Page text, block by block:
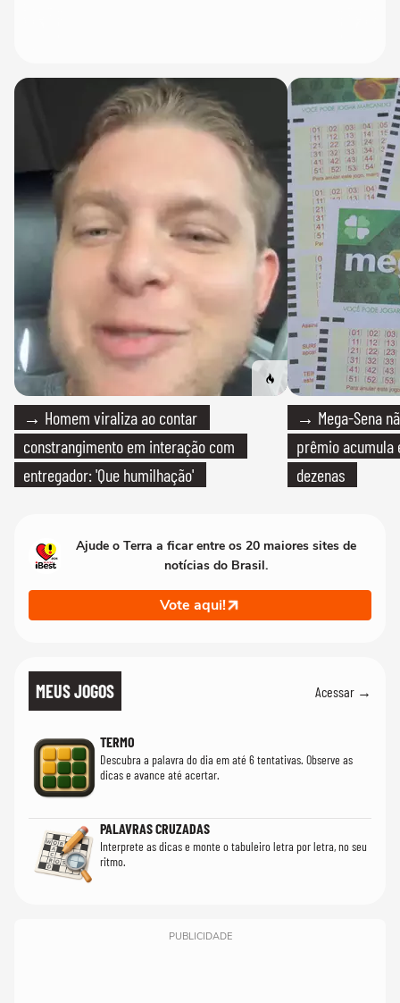
→ Homem viraliza ao contar
constrangimento em interação com
entregador: 'Que humilhação'
→ Mega-Sena
prêmio acumula
dezenas
Ajude o Terra a ficar entre os 20 maiores sites de
notícias do Brasil.
Vote aqui!
MEUS JOGOS Acessar →
TERMO
Descubra a palavra do dia em até 6 tentativas. Observe as
dicas e avance até acertar.
PALAVRAS CRUZADAS
Interprete as dicas e monte o tabuleiro letra por letra, no seu
ritmo.
PUBLICIDADE